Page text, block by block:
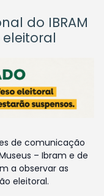
do IBRAM
de comunicação
– Ibram e de
a observar as
eleitoral.